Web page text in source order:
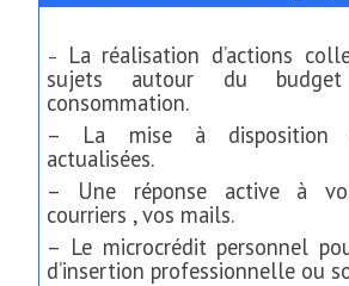
–
La réalisation d’actions
sujets autour du
consommation.
– La mise à disposition
actualisées.
– Une réponse active à
courriers , vos mails.
– Le microcrédit personnel
d’insertion professionnelle ou